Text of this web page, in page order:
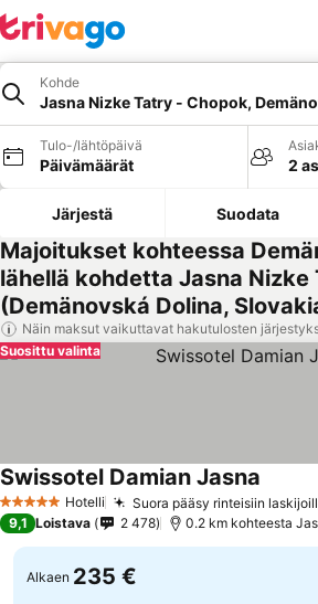
Kohde
Jasna Nizke Tatry - Chopok,
Tulo-/lähtöpäivä
Päivämäärät 2
Järjestä Suodata
Majoitukset kohteessa
lähellä kohdetta Jasna
(Demänovská Dolina,
Näin maksut vaikuttavat hakutulosten
Suosittu valinta
5 Tähtiluokitus
Hotelli Suora pääsy rinteisiin
Swissotel Damian Jasna
9,1 Loistava 2 478 0.2 km kohteesta
Alkaen 235 €